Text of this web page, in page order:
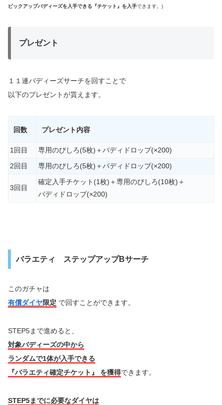
ピックアップバディーズを入手できる『チケット』を入手できます。)
プレゼント
１１連バディーズサーチを回すことで
以下のプレゼントが貰えます。
回数 プレゼント内容
1回目
専用のびしろ(5枚)＋バディドロップ(×200)
2回目
専用のびしろ(5枚)＋バディドロップ(×200)
3回目
確定入手チケット(1枚)＋専用のびしろ(10枚)＋
バディドロップ(×200)
バラエティ ステップアップBサーチ
このガチャは
有償ダイヤ限定 で回すことができます。
STEP5まで進めると、
対象バディーズの中から
ランダムで1体が入手できる
『バラエティ確定チケット』 を獲得できます。
STEP5までに必要なダイヤは